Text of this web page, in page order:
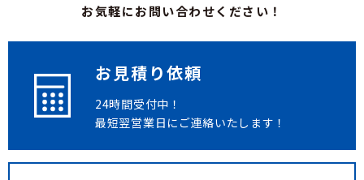
お気軽にお問い合わせください！
お見積り依頼
24時間受付中！
最短翌営業日にご連絡いたします！